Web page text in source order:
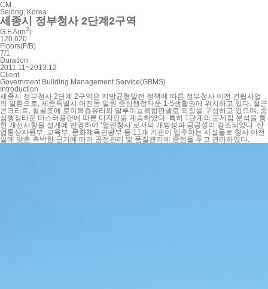
CM
Sejong, Korea
세종시 정부청사 2단계2구역
G.F.A(m2)
120,620
Floors(F/B)
7/1
Duration
2011.11~2013.12
Client
Government Building Management Service(GBMS)
Introduction
세종시 정부청사 2단계 2구역은 지방균형발전 정책에 따른 정부청사 이전 건립사업
의 일환으로, 세종특별시 어진동 일원 중심행정타운 1-5생활권에 위치하고 있다. 철근
콘크리트, 철골조에 로이복층유리와 알루미늄복합판넬로 외장을 구성하고 있으며, 중
심행정타운 마스터플랜에 따른 디자인을 계승하였다. 특히 1단계의 문제점 분석을 통
한 개선사항을 설계에 반영하여 ‘열린청사’로서의 개방성과 공공성이 강조되었다. 산
업통상자원부, 교육부, 문화체육관광부 등 11개 기관이 입주하는 시설물로 청사 이전
일에 맞춘 촉박한 공기에 따라 공정관리 및 품질관리에 중점을 두고 관리하였다.